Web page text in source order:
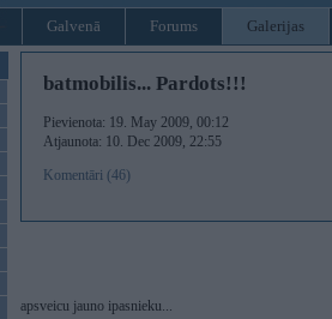
Galvenā Forums Galerijas
batmobilis... Pardots!!!
Pievienota: 19. May 2009, 00:12
Atjaunota: 10. Dec 2009, 22:55
Komentāri (46)
apsveicu jauno ipasnieku...